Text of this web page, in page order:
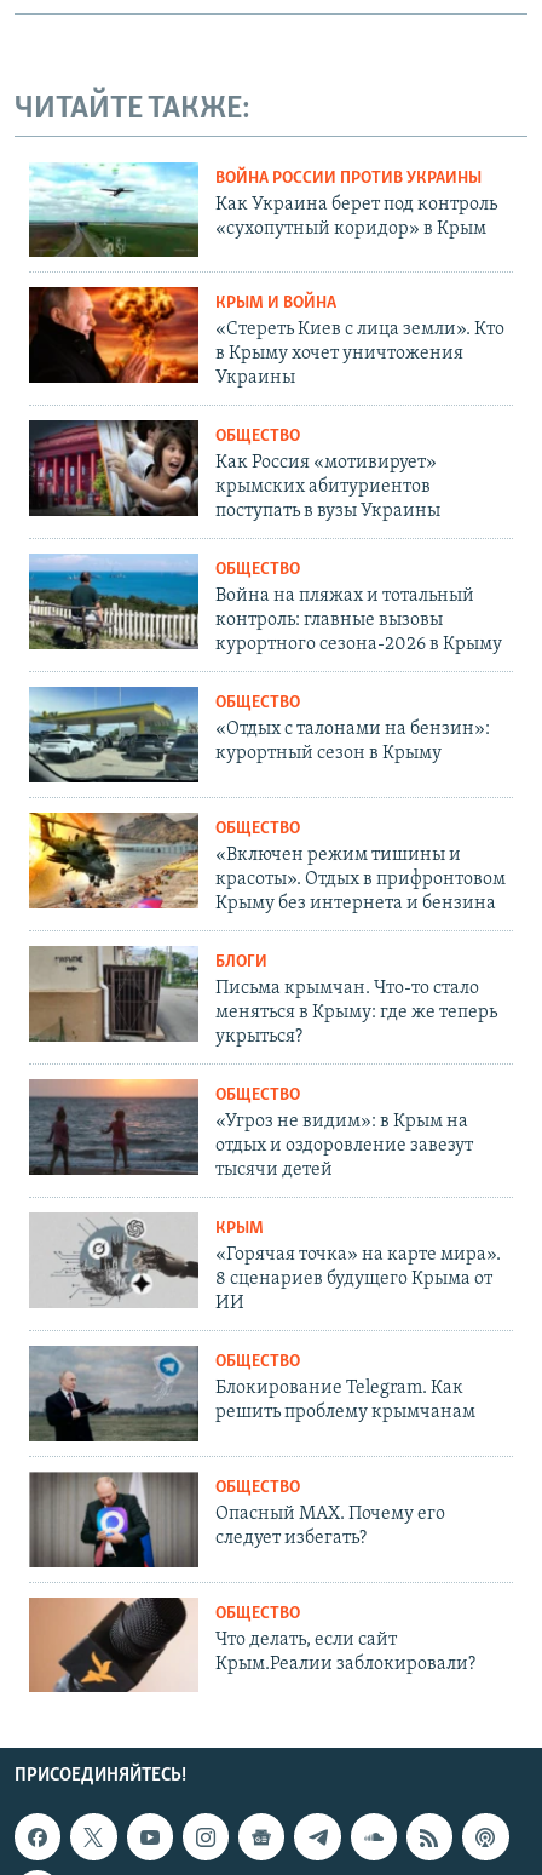
ЧИТАЙТЕ ТАКЖЕ:
ВОЙНА РОССИИ ПРОТИВ УКРАИНЫ
Как Украина берет под контроль
«сухопутный коридор» в Крым
КРЫМ И ВОЙНА
«Стереть Киев с лица земли». Кто
в Крыму хочет уничтожения
Украины
ОБЩЕСТВО
Как Россия «мотивирует»
крымских абитуриентов
поступать в вузы Украины
ОБЩЕСТВО
Война на пляжах и тотальный
контроль: главные вызовы
курортного сезона-2026 в Крыму
ОБЩЕСТВО
«Отдых с талонами на бензин»:
курортный сезон в Крыму
ОБЩЕСТВО
«Включен режим тишины и
красоты». Отдых в прифронтовом
Крыму без интернета и бензина
БЛОГИ
Письма крымчан. Что-то стало
меняться в Крыму: где же теперь
укрыться?
ОБЩЕСТВО
«Угроз не видим»: в Крым на
отдых и оздоровление завезут
тысячи детей
КРЫМ
«Горячая точка» на карте мира».
8 сценариев будущего Крыма от
ИИ
ОБЩЕСТВО
Блокирование Telegram. Как
решить проблему крымчанам
ОБЩЕСТВО
Опасный MAX. Почему его
следует избегать?
ОБЩЕСТВО
Что делать, если сайт
Крым.Реалии заблокировали?
ПРИСОЕДИНЯЙТЕСЬ!